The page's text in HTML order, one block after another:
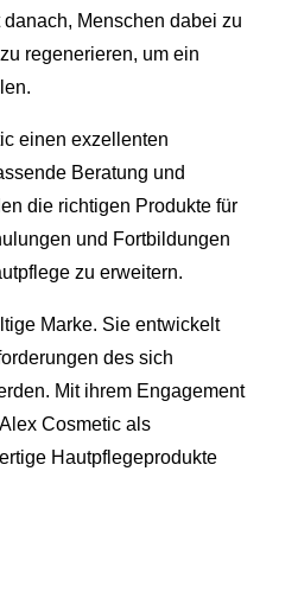
Menschen dabei zu
regenerieren, um ein
einen exzellenten
Beratung und
die richtigen Produkte für
und Fortbildungen
zu erweitern.
Marke. Sie entwickelt
des sich
Mit ihrem Engagement
Cosmetic als
Hautpflegeprodukte